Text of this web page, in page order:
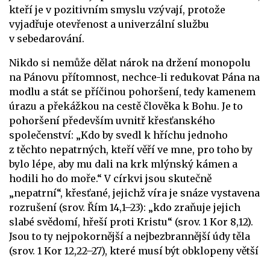
kteří je v pozitivním smyslu vzývají, protože
vyjadřuje otevřenost a univerzální službu
v sebedarování.
Nikdo si nemůže dělat nárok na držení monopolu
na Pánovu přítomnost, nechce-li redukovat Pána na
modlu a stát se příčinou pohoršení, tedy kamenem
úrazu a překážkou na cestě člověka k Bohu. Je to
pohoršení především uvnitř křesťanského
společenství: „Kdo by svedl k hříchu jednoho
z těchto nepatrných, kteří věří ve mne, pro toho by
bylo lépe, aby mu dali na krk mlýnský kámen a
hodili ho do moře.“ V církvi jsou skutečně
„nepatrní“, křesťané, jejichž víra je snáze vystavena
rozrušení (srov. Řím 14,1–23): „kdo zraňuje jejich
slabé svědomí, hřeší proti Kristu“ (srov. 1 Kor 8,12).
Jsou to ty nejpokornější a nejbezbrannější údy těla
(srov. 1 Kor 12,22–27), které musí být obklopeny větší